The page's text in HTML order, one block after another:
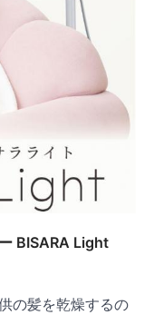
BISARA Light
の髪を乾燥するの